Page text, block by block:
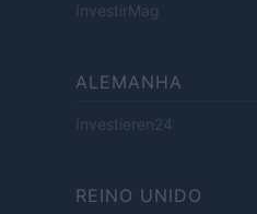
InvestirMag
ALEMANHA
Investieren24
REINO UNIDO